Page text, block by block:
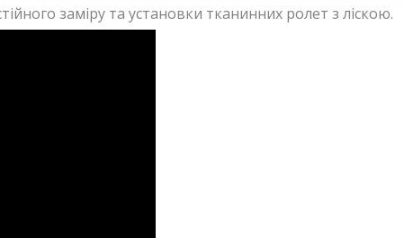
заміру та установки тканинних ролет з ліскою.